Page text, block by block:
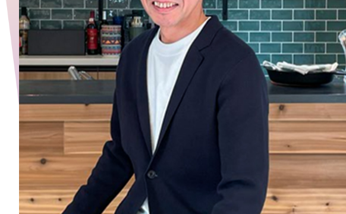
オーナー様インタビュー
ごあいさつ
チーム紹介
アクセス
会社案内